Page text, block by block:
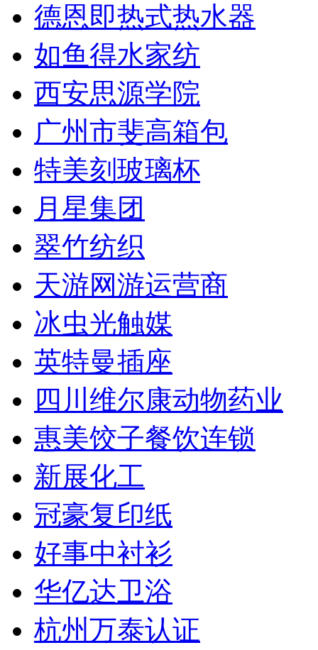
德恩即热式热水器
如鱼得水家纺
西安思源学院
广州市斐高箱包
特美刻玻璃杯
月星集团
翠竹纺织
天游网游运营商
冰虫光触媒
英特曼插座
四川维尔康动物药业
惠美饺子餐饮连锁
新展化工
冠豪复印纸
好事中衬衫
华亿达卫浴
杭州万泰认证